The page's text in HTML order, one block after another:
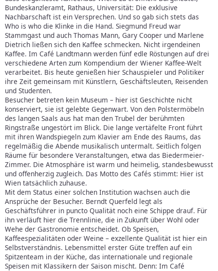
Bundeskanzleramt, Rathaus, Universität: Die exklusive
Nachbarschaft ist ein Versprechen. Und so gab sich stets das
Who is who die Klinke in die Hand. Siegmund Freud war
Stammgast und auch Thomas Mann, Gary Cooper und Marlene
Dietrich ließen sich den Kaffee schmecken. Nicht irgendeinen
Kaffee. Im Café Landtmann werden fünf edle Röstungen auf drei
verschiedene Arten zum Kompendium der Wiener Kaffee-Welt
verarbeitet. Bis heute genießen hier Schauspieler und Politiker
ihre Zeit gemeinsam mit Künstlern, Geschäftsleuten, Reisenden
und Studenten.
Besucher betreten kein Museum – hier ist Geschichte nicht
konserviert, sie ist gelebte Gegenwart. Von den Polstermöbeln
des langen Saals aus hat man den Trubel der berühmten
Ringstraße ungestört im Blick. Die lange vertäfelte Front führt
mit ihren Wandspiegeln zum Klavier am Ende des Raums, das
regelmäßig die Abende musikalisch untermalt. Seitlich folgen
Räume für besondere Veranstaltungen, etwa das Biedermeier-
Zimmer. Die Atmosphäre ist warm und heimelig, standesbewusst
und offenherzig zugleich. Das Motto des Cafés stimmt: Hier ist
Wien tatsächlich zuhause.
Mit dem Status einer solchen Institution wachsen auch die
Ansprüche der Besucher. Berndt Querfeld legt als
Geschäftsführer in puncto Qualität noch eine Schippe drauf. Für
ihn verläuft hier die Trennlinie, die in Zukunft über Wohl oder
Wehe der Gastronomie entscheidet. Ob Speisen,
Kaffeespezialitäten oder Weine – exzellente Qualität ist hier ein
Selbstverständnis. Lebensmittel erster Güte treffen auf ein
Spitzenteam in der Küche, das internationale und regionale
Speisen mit Klassikern der Saison mischt. Denn: Im Café